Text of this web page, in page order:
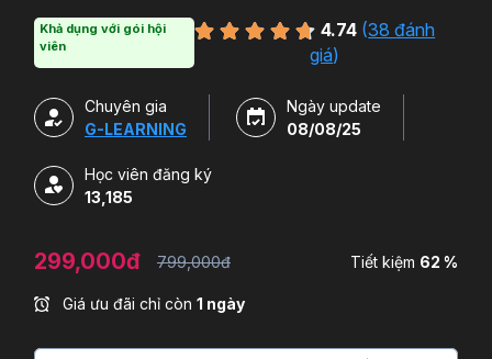
nghiệp, văn bản hành chính, báo cáo chuyên môn.
Khả dụng với gói hội
viên
4.74 (38 đánh
giá)
Chuyên gia
G-LEARNING
Ngày update
08/08/25
Học viên đăng ký
13,185
299,000đ 799,000đ Tiết kiệm 62 %
Giá ưu đãi chỉ còn 1 ngày